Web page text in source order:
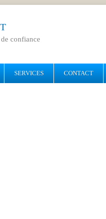
confiance
SERVICES CONTACT